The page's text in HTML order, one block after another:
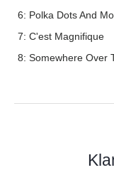
6: Polka Dots And
7: C'est Magnifique
8: Somewhere Over